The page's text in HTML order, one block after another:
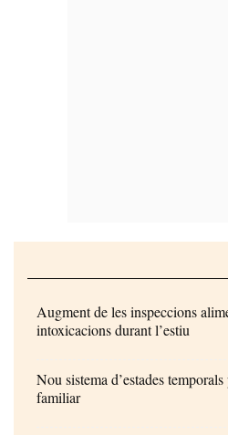
Augment de les inspeccions
intoxicacions durant l’estiu
Nou sistema d’estades
familiar